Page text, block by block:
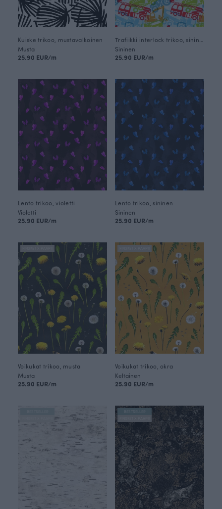
Kuiske trikoo, mustavalkoinen
Musta
25.90 EUR/m
Sininen
25.90 EUR/m
Lento trikoo, violetti
Violetti
25.90 EUR/m
Lento trikoo, sininen
Sininen
25.90 EUR/m
Voikukat trikoo, musta
Musta
25.90 EUR/m
Voikukat trikoo, okra
Keltainen
25.90 EUR/m
BESTSELLER